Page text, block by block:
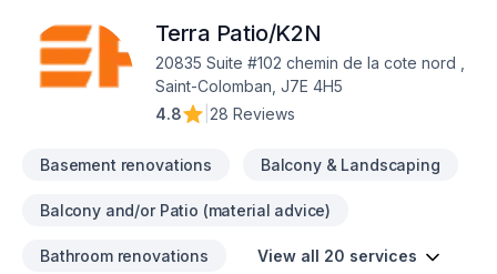
Terra Patio/K2N
20835 Suite #102 chemin de la cote nord ,
Saint-Colomban, J7E 4H5
4.8
28 Reviews
Basement renovations Balcony & Landscaping
Balcony and/or Patio (material advice)
Bathroom renovations View all 20 services